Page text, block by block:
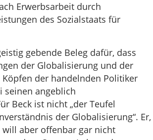
Erwerbsarbeit durch
des Sozialstaats für
gebende Beleg dafür, dass
der Globalisierung und der
der handelnden Politiker
seinen angeblich
Beck ist nicht „der Teufel
der Globalisierung“. Er,
aber offenbar gar nicht